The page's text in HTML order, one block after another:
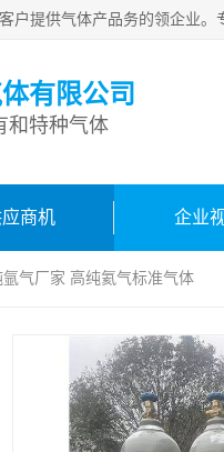
有限公司
和特种气体
商机 企业
气厂家 高纯氦气标准气体